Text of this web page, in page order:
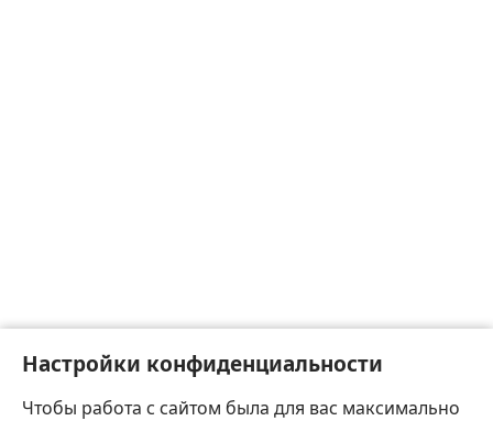
Настройки конфиденциальности
Чтобы работа с сайтом была для вас максимально